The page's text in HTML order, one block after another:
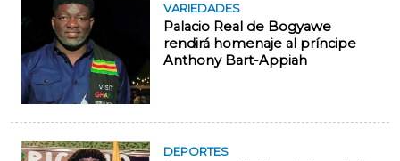
VARIEDADES
Palacio Real de Bogyawe
rendirá homenaje al príncipe
Anthony Bart-Appiah
DEPORTES